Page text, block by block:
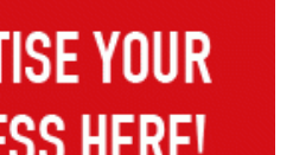
অলআউট হয়ে ইনিংস ব্যবধানে